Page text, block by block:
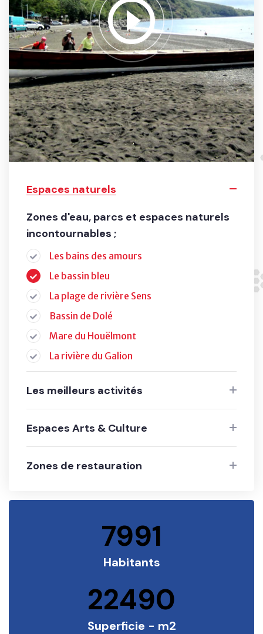
Espaces naturels
Zones d'eau, parcs et espaces naturels
incontournables ;
Les bains des amours
Le bassin bleu
La plage de rivière Sens
Bassin de Dolé
Mare du Houëlmont
La rivière du Galion
Les meilleurs activités
Espaces Arts & Culture
Zones de restauration
7991
Habitants
22490
Superficie - m2